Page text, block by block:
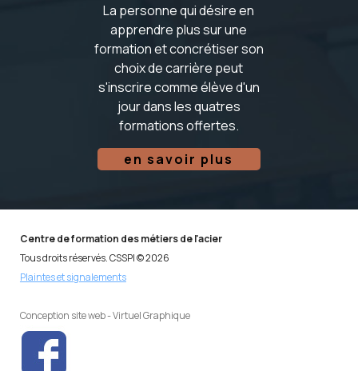
La personne qui désire en
apprendre plus sur une
formation et concrétiser son
choix de carrière peut
s'inscrire comme élève d'un
jour dans les quatres
formations offertes.
en savoir plus
Centre de formation des métiers de l'acier
Tous droits réservés. CSSPI ©2026
Plaintes et signalements
Conception site web - Virtuel Graphique